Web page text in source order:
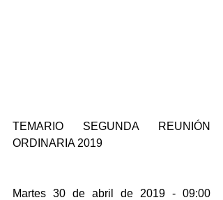
TEMARIO SEGUNDA REUNIÓN
ORDINARIA 2019
Martes 30 de abril de 2019 - 09:00